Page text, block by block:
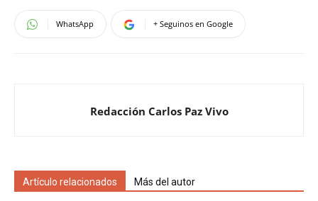
WhatsApp + Seguinos en Google
Redacción Carlos Paz Vivo
Artículo relacionados Más del autor